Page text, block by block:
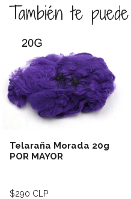
También te
Telaraña Morada 20g
POR MAYOR
$290 CLP